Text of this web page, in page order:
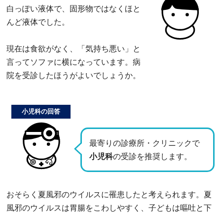
白っぽい液体で、固形物ではなくほと
んど液体でした。
現在は食欲がなく、「気持ち悪い」と
言ってソファに横になっています。病
院を受診したほうがよいでしょうか。
最寄りの診療所・クリニックで
小児科の受診を推奨します。
小児科の回答
おそらく夏風邪のウイルスに罹患したと考えられます。夏
風邪のウイルスは胃腸をこわしやすく、子どもは嘔吐と下